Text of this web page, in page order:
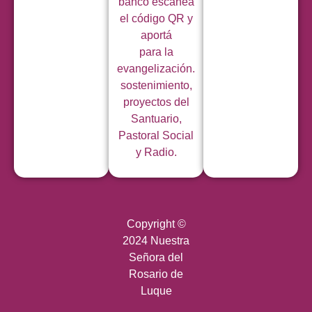
el código QR y
aportá
para la
evangelización.
sostenimiento,
proyectos del
Santuario,
Pastoral Social
y Radio.
Copyright ©
2024 Nuestra
Señora del
Rosario de
Luque